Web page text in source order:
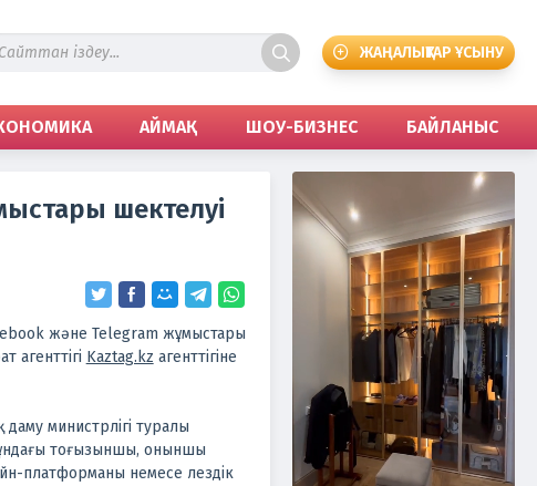
ЖАҢАЛЫҚТАР ҰСЫНУ
АЙМАҚ ШОУ-БИЗНЕС БАЙЛАНЫС
шектелуі
және Telegram жұмыстары
агенттігі Kaztag.kz агенттігіне
министрлігі туралы
тоғызыншы, оныншы
платформаны немесе лездік